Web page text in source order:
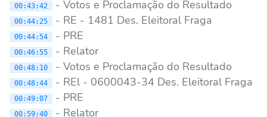
00:43:42 - Votos e Proclamação do Resultado
00:44:25 - RE - 1481 Des. Eleitoral Fraga
00:44:54 - PRE
00:46:55 - Relator
00:48:10 - Votos e Proclamação do Resultado
00:48:44 - REl - 0600043-34 Des. Eleitoral Fraga
00:49:07 - PRE
00:59:40 - Relator